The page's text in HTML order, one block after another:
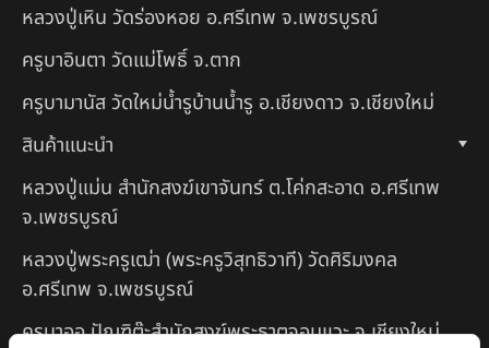
หลวงปู่เหิน วัดร่องหอย อ.ศรีเทพ จ.เพชรบูรณ์
ครูบาอินตา วัดแม่โพธิ์ จ.ตาก
ครูบามานัส วัดใหม่น้ำรูบ้านน้ำรู อ.เชียงดาว จ.เชียงใหม่
สินค้าแนะนำ
หลวงปู่แม่น สำนักสงฆ์เขาจันทร์ ต.โค่กสะอาด อ.ศรีเทพ
จ.เพชรบูรณ์
หลวงปู่พระครูเฒ่า (พระครูวิสุทธิวาที) วัดศิริมงคล
อ.ศรีเทพ จ.เพชรบูรณ์
ครูบาออ ปัณฑิต๊ะสำนักสงฆ์พระธาตุจอมแวะ จ.เชียงใหม่